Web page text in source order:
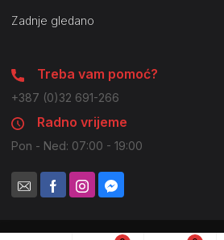
Zadnje gledano
Treba vam pomoć?
+387 (0)32 691-266
Radno vrijeme
Pon - Ned: 07:00 - 19:00